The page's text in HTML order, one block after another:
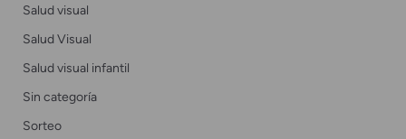
Salud visual
Salud Visual
Salud visual infantil
Sin categoría
Sorteo